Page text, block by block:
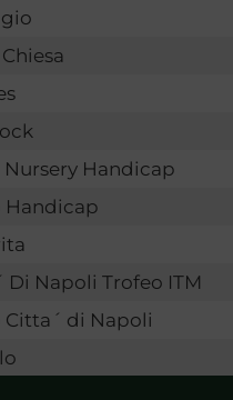
Handicap
Handicap
Di Napoli Trofeo ITM
Citta´ di Napoli